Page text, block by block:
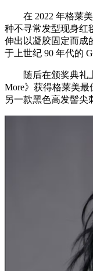
在 2022 年格莱美
种不寻常发型现身红
伸出以凝胶固定而成
于上世纪 90 年代的
随后在颁奖典礼上
More》获得格莱美
另一款黑色高发髻尖